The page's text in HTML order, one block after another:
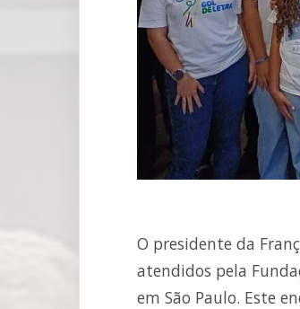
O presidente da
atendidos pela
em São Paulo. Este